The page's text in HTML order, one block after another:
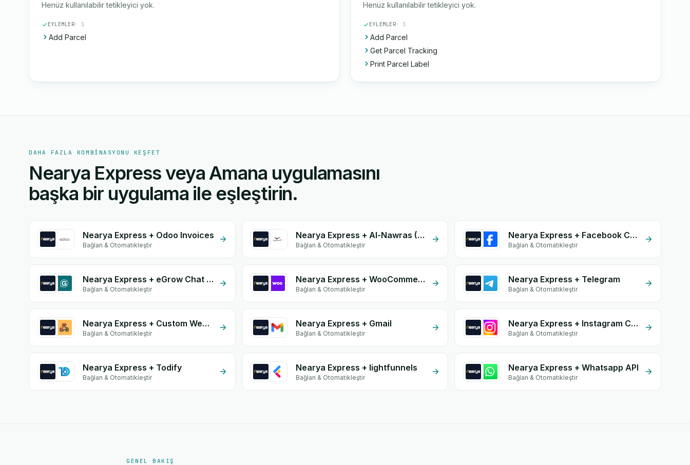
Henüz kullanılabilir tetikleyici yok.
EYLEMLER· 1
Add Parcel
Henüz kullanılabilir tetikleyici yok.
EYLEMLER· 3
Add Parcel
Get Parcel Tracking
Print Parcel Label
DAHA FAZLA KOMBINASYONU KEŞFET
Nearya Express veya Amana uygulamasını
başka bir uygulama ile eşleştirin.
Nearya Express + Odoo Invoices
Bağlan & Otomatikleştir
Nearya Express + Al-Nawras (Nawris)
Bağlan & Otomatikleştir
Nearya Express + Facebook Commerce
Bağlan & Otomatikleştir
Nearya Express + eGrow Chat Widget
Bağlan & Otomatikleştir
Nearya Express + WooCommerce
Bağlan & Otomatikleştir
Nearya Express + Telegram
Bağlan & Otomatikleştir
Nearya Express + Custom Webhook
Bağlan & Otomatikleştir
Nearya Express + Gmail
Bağlan & Otomatikleştir
Nearya Express + Instagram Comment
Bağlan & Otomatikleştir
Nearya Express + Todify
Bağlan & Otomatikleştir
Nearya Express + lightfunnels
Bağlan & Otomatikleştir
Nearya Express + Whatsapp API
Bağlan & Otomatikleştir
GENEL BAKIŞ